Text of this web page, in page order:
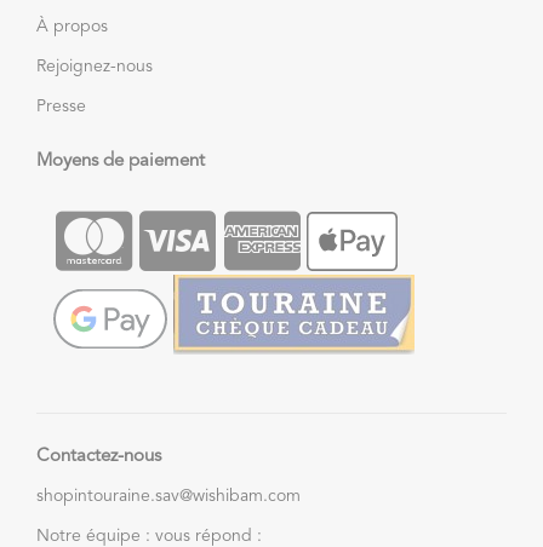
À propos
Rejoignez-nous
Presse
Moyens de paiement
Contactez-nous
shopintouraine.sav@wishibam.com
Notre équipe : vous répond :